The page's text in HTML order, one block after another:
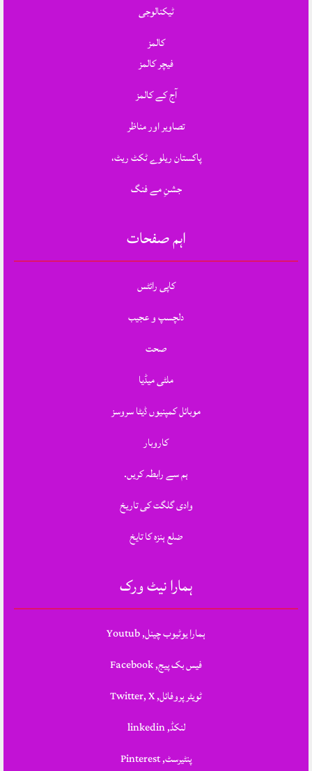
ٹیکنالوجی
کالمز
فیچر کالمز
آج کے کالمز
تصاویر اور مناظر
پاکستان ریلوے ٹکٹ ریٹ،
جشنِ مے فنگ
اہم صفحات
کاپی رائٹس
دلچسپ و عجیب
صحت
ملٹی میڈیا
موبائل کمپنیوں ڈیٹا سروسز
کاروبار
ہم سے رابطہ کریں.
وادی گلگت کی تاریخ
ضلع ہنزہ کا تایخ
ہمارا نیٹ ورک
ہمارا یوٹیوب چینل, Youtub
فیس بک پیج, Facebook
ٹویٹر پروفائل, Twitter, X
لنکڈ, linkedin
پنٹیرسٹ, Pinterest